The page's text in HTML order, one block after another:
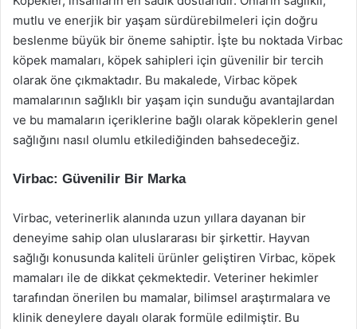
mutlu ve enerjik bir yaşam sürdürebilmeleri için doğru
beslenme büyük bir öneme sahiptir. İşte bu noktada Virbac
köpek mamaları, köpek sahipleri için güvenilir bir tercih
olarak öne çıkmaktadır. Bu makalede, Virbac köpek
mamalarının sağlıklı bir yaşam için sunduğu avantajlardan
ve bu mamaların içeriklerine bağlı olarak köpeklerin genel
sağlığını nasıl olumlu etkilediğinden bahsedeceğiz.
Virbac: Güvenilir Bir Marka
Virbac, veterinerlik alanında uzun yıllara dayanan bir
deneyime sahip olan uluslararası bir şirkettir. Hayvan
sağlığı konusunda kaliteli ürünler geliştiren Virbac, köpek
mamaları ile de dikkat çekmektedir. Veteriner hekimler
tarafından önerilen bu mamalar, bilimsel araştırmalara ve
klinik deneylere dayalı olarak formüle edilmiştir. Bu